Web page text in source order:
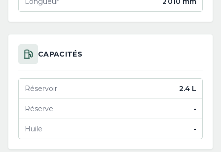
CAPACITÉS
Réservoir 2.4 L
Réserve -
Huile -